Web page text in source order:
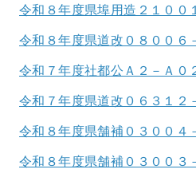
令和８年度県埠用造２１００
令和８年度県道改０８００６
令和７年度社都公Ａ２－Ａ０
令和７年度県道改０６３１２
令和８年度県舗補０３００４
令和８年度県舗補０３００３